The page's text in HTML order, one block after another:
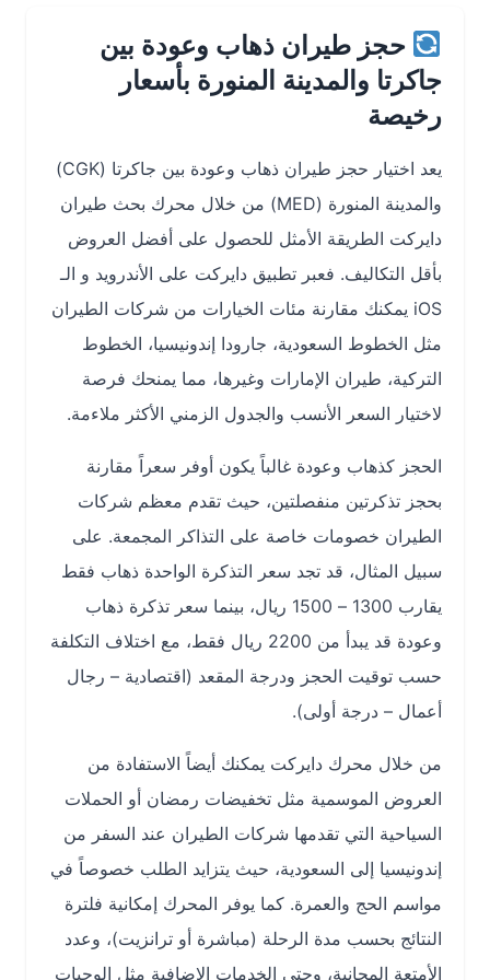
حجز طيران ذهاب وعودة بين
جاكرتا والمدينة المنورة بأسعار
رخيصة
يعد اختيار حجز طيران ذهاب وعودة بين جاكرتا (CGK)
والمدينة المنورة (MED) من خلال محرك بحث طيران
دايركت الطريقة الأمثل للحصول على أفضل العروض
بأقل التكاليف. فعبر تطبيق دايركت على الأندرويد و الـ
iOS يمكنك مقارنة مئات الخيارات من شركات الطيران
مثل الخطوط السعودية، جارودا إندونيسيا، الخطوط
التركية، طيران الإمارات وغيرها، مما يمنحك فرصة
لاختيار السعر الأنسب والجدول الزمني الأكثر ملاءمة.
الحجز كذهاب وعودة غالباً يكون أوفر سعراً مقارنة
بحجز تذكرتين منفصلتين، حيث تقدم معظم شركات
الطيران خصومات خاصة على التذاكر المجمعة. على
سبيل المثال، قد تجد سعر التذكرة الواحدة ذهاب فقط
يقارب 1300 – 1500 ريال، بينما سعر تذكرة ذهاب
وعودة قد يبدأ من 2200 ريال فقط، مع اختلاف التكلفة
حسب توقيت الحجز ودرجة المقعد (اقتصادية – رجال
أعمال – درجة أولى).
من خلال محرك دايركت يمكنك أيضاً الاستفادة من
العروض الموسمية مثل تخفيضات رمضان أو الحملات
السياحية التي تقدمها شركات الطيران عند السفر من
إندونيسيا إلى السعودية، حيث يتزايد الطلب خصوصاً في
مواسم الحج والعمرة. كما يوفر المحرك إمكانية فلترة
النتائج بحسب مدة الرحلة (مباشرة أو ترانزيت)، وعدد
الأمتعة المجانية، وحتى الخدمات الإضافية مثل الوجبات